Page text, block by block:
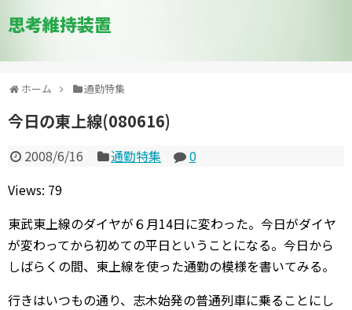
思考維持装置
ホーム 通勤特集
今日の東上線(080616)
2008/6/16 通勤特集
0
Views: 79
東武東上線のダイヤが６月14日に変わった。今日がダイヤ
が変わってから初めての平日ということになる。今日から
しばらくの間、東上線を使った通勤の模様を書いてみる。
行きはいつもの通り、志木始発の普通列車に乗ることにし